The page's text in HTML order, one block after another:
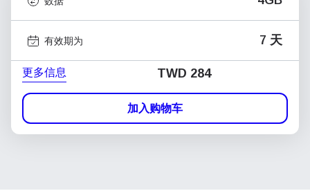
有效期为 7 天
更多信息 TWD 284
加入购物车